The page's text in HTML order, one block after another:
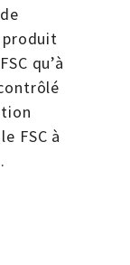
produit
qu’à
FSC à